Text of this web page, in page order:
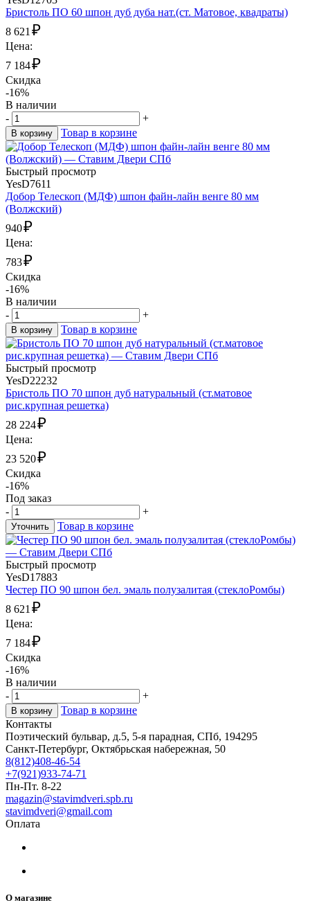
Бристоль ПО 60 шпон дуб дуба нат.(ст. Матовое, квадраты)
8 621₽
Цена:
7 184₽
Скидка
-16%
В наличии
-
+
В корзину Товар в корзине
Быстрый просмотр
YesD7611
Добор Телескоп (МДФ) шпон файн-лайн венге 80 мм
(Волжский)
940₽
Цена:
783₽
Скидка
-16%
В наличии
-
+
В корзину Товар в корзине
Быстрый просмотр
YesD22232
Бристоль ПО 70 шпон дуб натуральный (ст.матовое
рис.крупная решетка)
28 224₽
Цена:
23 520₽
Скидка
-16%
Под заказ
-
+
Уточнить Товар в корзине
Быстрый просмотр
YesD17883
Честер ПО 90 шпон бел. эмаль полузалитая (стеклоРомбы)
8 621₽
Цена:
7 184₽
Скидка
-16%
В наличии
-
+
В корзину
Товар в корзине
Контакты
Поэтический бульвар, д.5, 5-я парадная, СПб, 194295
Санкт-Петербург, Октябрьская набережная, 50
8(812)408-46-54
+7(921)933-74-71
Пн-Пт. 8-22
magazin@stavimdveri.spb.ru
stavimdveri@gmail.com
Оплата
О магазине